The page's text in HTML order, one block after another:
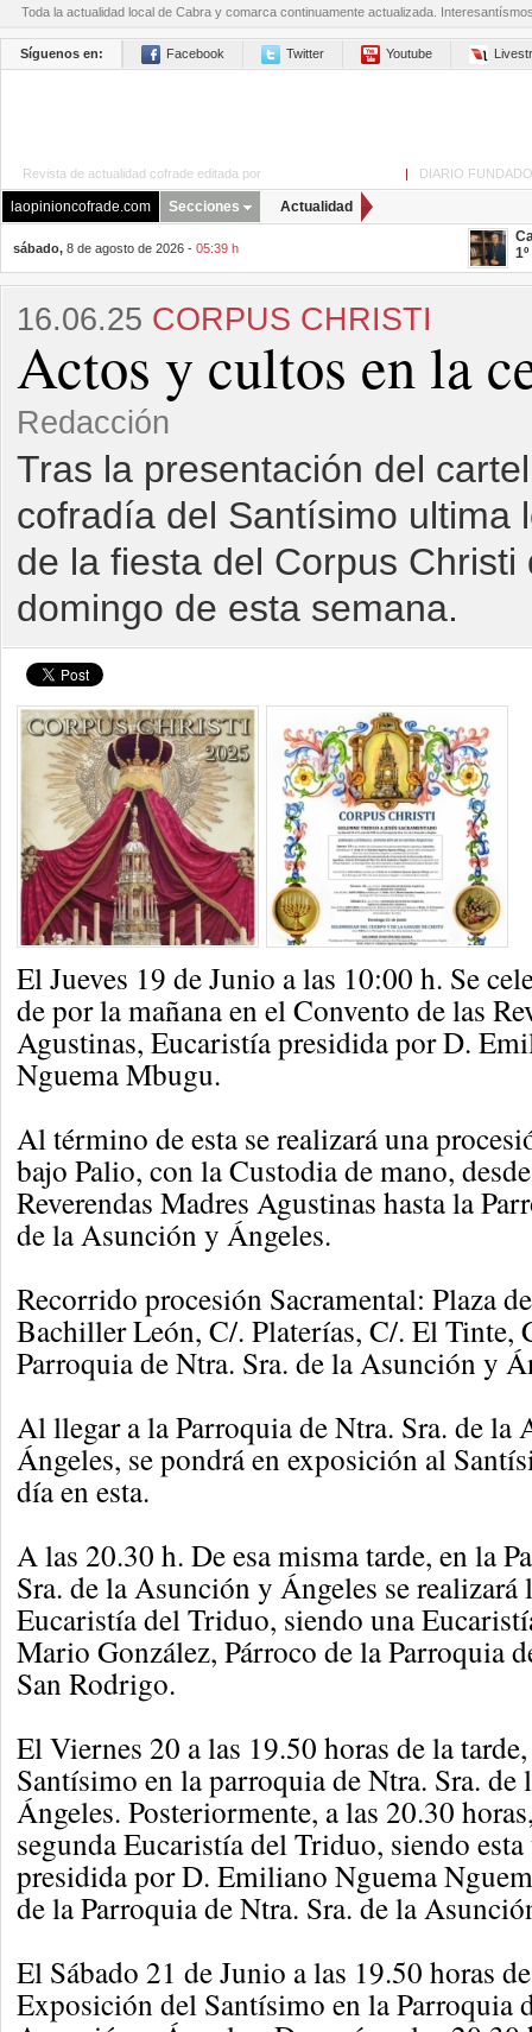
Toda la actualidad local de Cabra y comarca continuamente actualizada.
Síguenos en: Facebook Twitter Youtube
Revista de actualidad cofrade editada por | DIARIO
laopinioncofrade.com Secciones Actualidad
sábado, 8 de agosto de 2026 - 05:39 h
16.06.25 CORPUS CHRISTI
Actos y cultos en la
Redacción
Tras la presentación del
cofradía del Santísimo ultima
de la fiesta del Corpus
domingo de esta semana.
El Jueves 19 de Junio a las 10:00 h. Se
de por la mañana en el Convento de las
Agustinas, Eucaristía presidida por D.
Nguema Mbugu.
Al término de esta se realizará una
bajo Palio, con la Custodia de mano,
Reverendas Madres Agustinas hasta la
de la Asunción y Ángeles.
Recorrido procesión Sacramental: Plaza
Bachiller León, C/. Platerías, C/. El Tinte,
Parroquia de Ntra. Sra. de la Asunción y
Al llegar a la Parroquia de Ntra. Sra. de la
Ángeles, se pondrá en exposición al
día en esta.
A las 20.30 h. De esa misma tarde, en la
Sra. de la Asunción y Ángeles se realizará
Eucaristía del Triduo, siendo una
Mario González, Párroco de la Parroquia
San Rodrigo.
El Viernes 20 a las 19.50 horas de la
Santísimo en la parroquia de Ntra. Sra.
Ángeles. Posteriormente, a las 20.30
segunda Eucaristía del Triduo, siendo
presidida por D. Emiliano Nguema
de la Parroquia de Ntra. Sra. de la
El Sábado 21 de Junio a las 19.50 horas
Exposición del Santísimo en la Parroquia